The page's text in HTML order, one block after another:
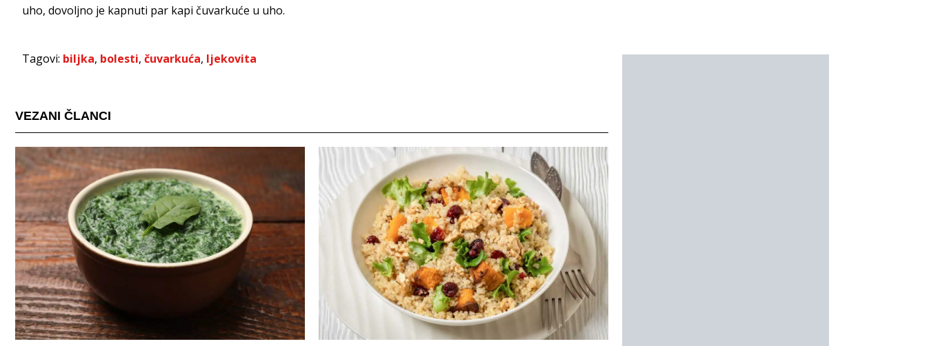
uho, dovoljno je kapnuti par kapi čuvarkuće u uho.
Tagovi: biljka, bolesti, čuvarkuća, ljekovita
VEZANI ČLANCI